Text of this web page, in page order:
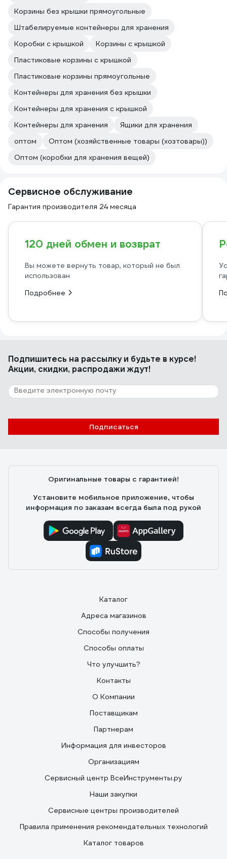
Корзины без крышки прямоугольные
Штабелируемые контейнеры для хранения
Коробки с крышкой
Корзины с крышкой
Пластиковые корзины с крышкой
Пластиковые корзины прямоугольные
Контейнеры для хранения без крышки
Контейнеры для хранения с крышкой
Контейнеры для хранения
Ящики для хранения
оптом
Оптом (хозяйственные товары (хозтовары))
Оптом (коробки для хранения вещей)
Сервисное обслуживание
Гарантия производителя 24 месяца
120 дней обмен и возврат
Вы можете вернуть товар, который не был
использован
Подробнее
Подпишитесь на рассылкуи будьте в курсе!
Акции, скидки, распродажи ждут!
Подписаться
Оригинальные товары с гарантией!
Установите мобильное приложение, чтобы
информация по заказам всегда была под рукой
Каталог
Адреса магазинов
Способы получения
Способы оплаты
Что улучшить?
Контакты
О Компании
Поставщикам
Партнерам
Информация для инвесторов
Организациям
Сервисный центр ВсеИнструменты.ру
Наши закупки
Сервисные центры производителей
Правила применения рекомендательных технологий
Каталог товаров